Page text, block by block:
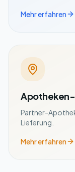
Mehr erfahren
Partner-
Lieferung.
Mehr erfahren